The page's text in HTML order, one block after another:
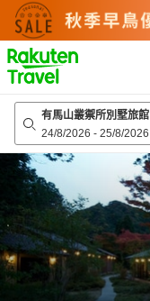
to
top
page
有馬山叢禦所別墅旅館
24/8/2026 - 25/8/2026